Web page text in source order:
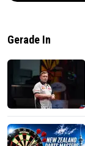
Gerade In